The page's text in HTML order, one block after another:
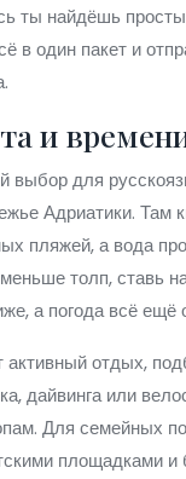
ты найдёшь
в один пакет и
и
выбор для
Адриатики. Там
пляжей, а вода
толп, ставь
а погода всё ещё
отдых,
дайвинга или
Для семейных
площадками